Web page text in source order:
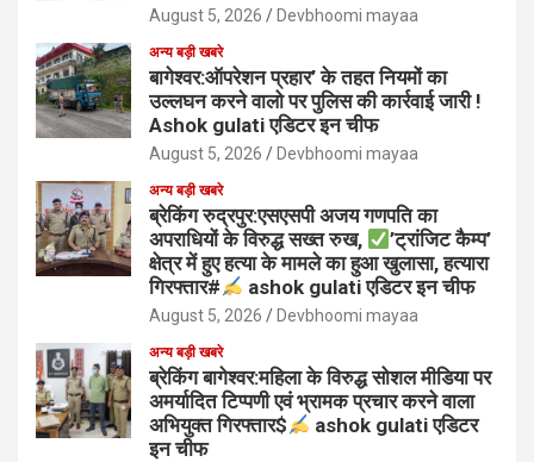
August 5, 2026 Devbhoomi mayaa
अन्य बड़ी खबरे
बागेश्वर:ऑपरेशन प्रहार’ के तहत नियमों का
उल्लघन करने वालो पर पुलिस की कार्रवाई जारी !
Ashok gulati एडिटर इन चीफ
August 5, 2026 Devbhoomi mayaa
अन्य बड़ी खबरे
ब्रेकिंग रुद्रपुर:एसएसपी अजय गणपति का
अपराधियों के विरुद्ध सख्त रुख,
’ट्रांजिट कैम्प’
क्षेत्र में हुए हत्या के मामले का हुआ खुलासा, हत्यारा
गिरफ्तार#
ashok gulati एडिटर इन चीफ
August 5, 2026 Devbhoomi mayaa
अन्य बड़ी खबरे
ब्रेकिंग बागेश्वर:महिला के विरुद्ध सोशल मीडिया पर
अमर्यादित टिप्पणी एवं भ्रामक प्रचार करने वाला
अभियुक्त गिरफ्तार$
ashok gulati एडिटर
इन चीफ